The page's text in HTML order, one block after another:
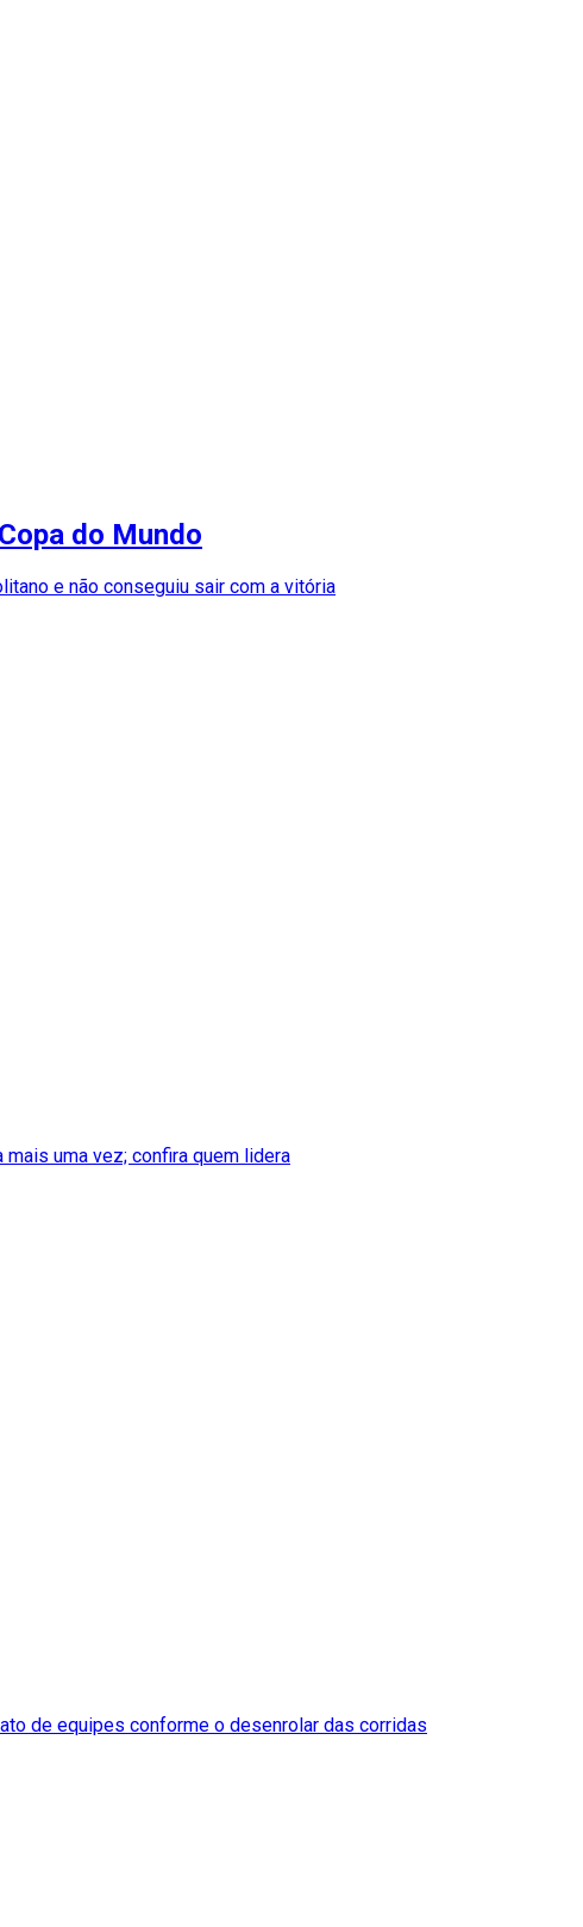
do Mundo
e não conseguiu sair com a vitória
uma vez; confira quem lidera
de equipes conforme o desenrolar das corridas